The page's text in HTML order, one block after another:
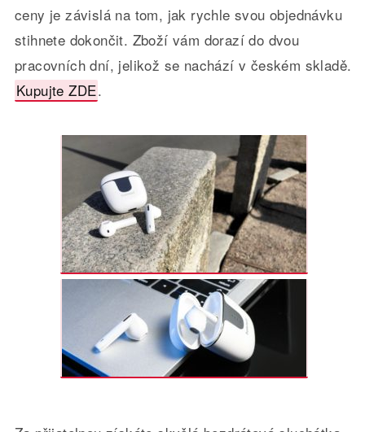
ceny je závislá na tom, jak rychle svou objednávku
stihnete dokončit. Zboží vám dorazí do dvou
pracovních dní, jelikož se nachází v českém skladě.
Kupujte ZDE.